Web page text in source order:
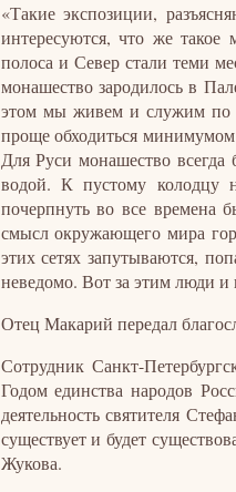
«Такие экспозиции,
интересуются, что же такое
полоса и Север стали теми
монашество зародилось в
этом мы живем и служим по
проще обходиться
Для Руси монашество
водой. К пустому колодцу
почерпнуть во все
смысл окружающего мира
этих сетях запутываются,
неведомо. Вот за этим люди и
Отец Макарий передал
Сотрудник Санкт-
Годом единства народов
деятельность святителя
существует и будет
Жукова.